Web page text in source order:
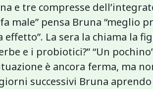
e tre compresse
male” pensa Bruna “meglio
effetto”. La sera la chiama la
e i probiotici?” “Un
è ancora ferma, ma
successivi Bruna